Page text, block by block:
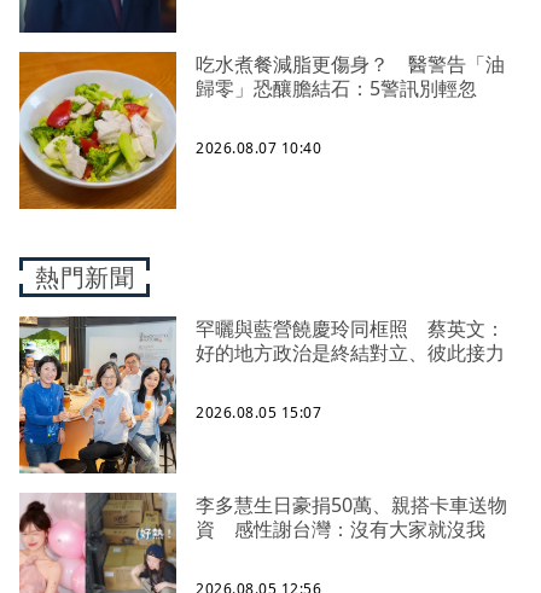
吃水煮餐減脂更傷身？ 醫警告「油
歸零」恐釀膽結石：5警訊別輕忽
2026.08.07 10:40
熱門新聞
罕曬與藍營饒慶玲同框照 蔡英文：
好的地方政治是終結對立、彼此接力
2026.08.05 15:07
李多慧生日豪捐50萬、親搭卡車送物
資 感性謝台灣：沒有大家就沒我
2026.08.05 12:56